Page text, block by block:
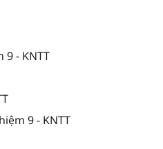
9 - KNTT
9 - KNTT